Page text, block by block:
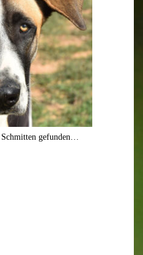
Schmitten gefunden…